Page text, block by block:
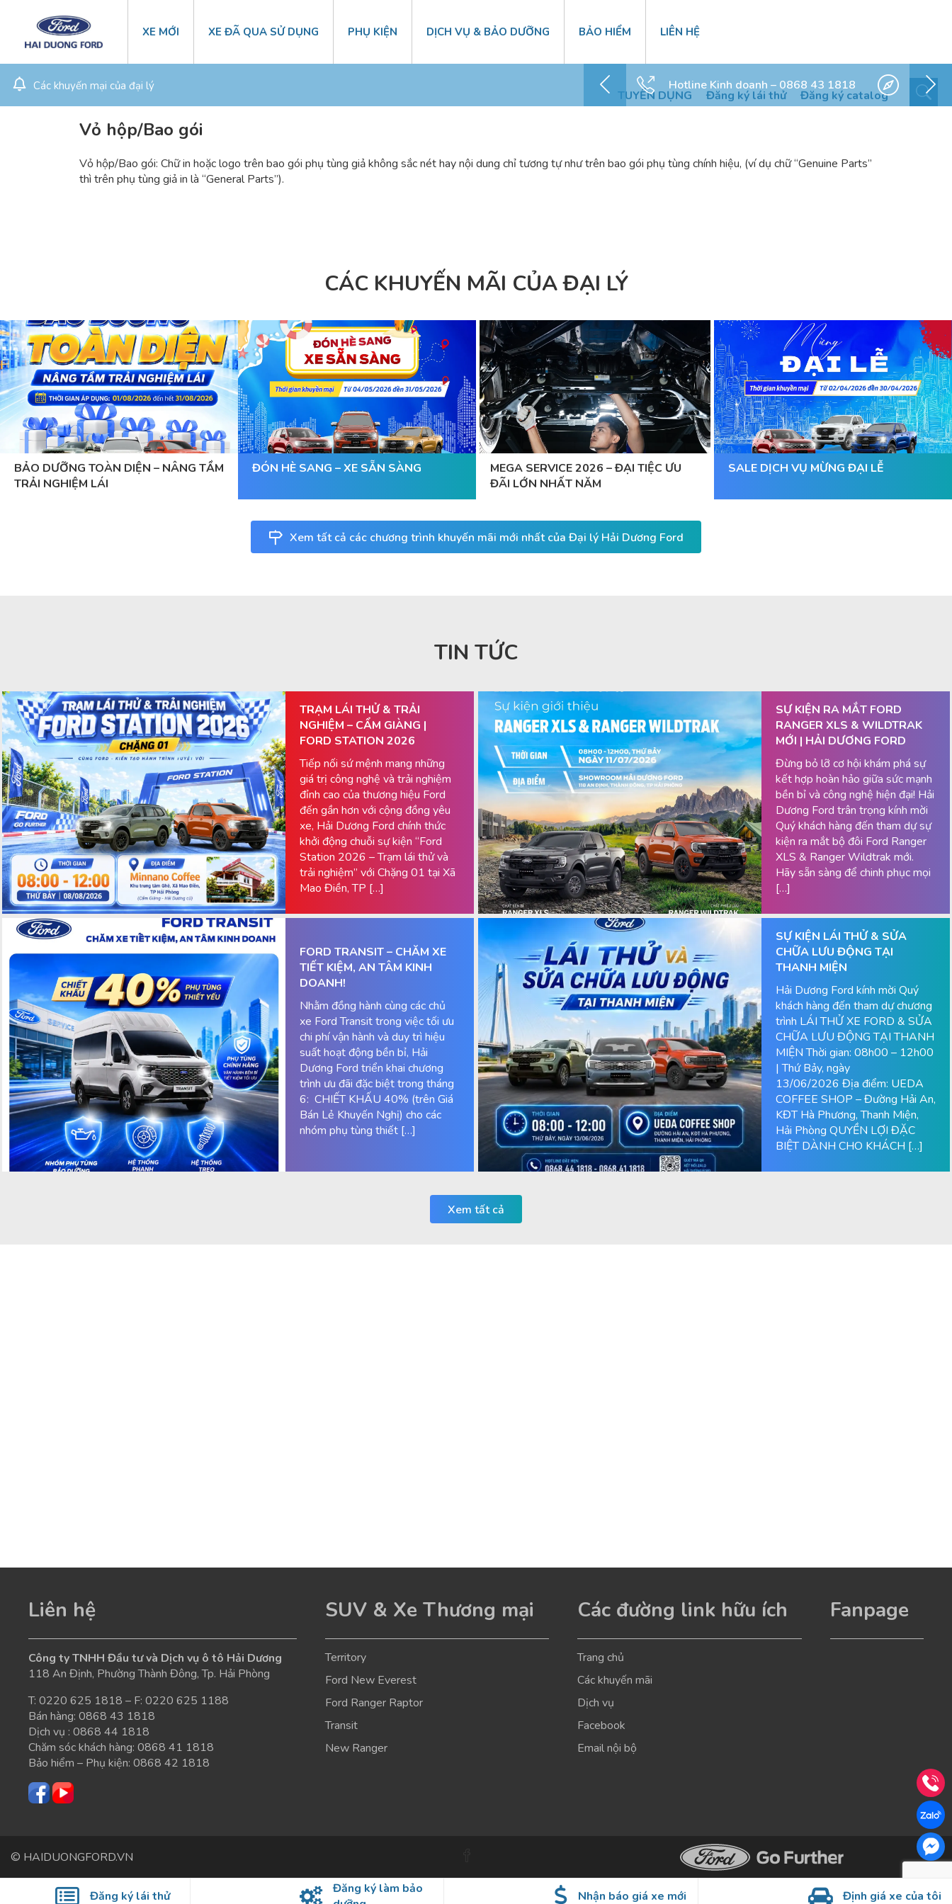
XE MỚI XE ĐÃ QUA SỬ DỤNG PHỤ KIỆN DỊCH VỤ & BẢO DƯỠNG BẢO HIỂM LIÊN HỆ
TUYỂN DỤNG Đăng ký lái thử Đăng ký catalog
Các khuyến mại của đại lý Hotline Kinh doanh – 0868 43 1818
Vỏ hộp/Bao gói
Vỏ hộp/Bao gói: Chữ in hoặc logo trên bao gói phụ tùng giả không sắc nét hay nội dung chỉ tương tự như trên bao gói phụ tùng chính hiệu, (ví dụ chữ “Genuine Parts”
thì trên phụ tùng giả in là “General Parts”).
CÁC KHUYẾN MÃI CỦA ĐẠI LÝ
BẢO DƯỠNG TOÀN DIỆN – NÂNG TẦM
TRẢI NGHIỆM LÁI
ĐÓN HÈ SANG – XE SẴN SÀNG
MEGA SERVICE 2026 – ĐẠI TIỆC ƯU
ĐÃI LỚN NHẤT NĂM
SALE DỊCH VỤ MỪNG ĐẠI LỄ
Xem tất cả các chương trình khuyến mãi mới nhất của Đại lý Hải Dương Ford
TIN TỨC
TRẠM LÁI THỬ & TRẢI
NGHIỆM – CẨM GIÀNG |
FORD STATION 2026
Tiếp nối sứ mệnh mang những
giá trị công nghệ và trải nghiệm
đỉnh cao của thương hiệu Ford
đến gần hơn với cộng đồng yêu
xe, Hải Dương Ford chính thức
khởi động chuỗi sự kiện “Ford
Station 2026 – Trạm lái thử và
trải nghiệm” với Chặng 01 tại Xã
Mao Điền, TP […]
SỰ KIỆN RA MẮT FORD
RANGER XLS & WILDTRAK
MỚI | HẢI DƯƠNG FORD
Đừng bỏ lỡ cơ hội khám phá sự
kết hợp hoàn hảo giữa sức mạnh
bền bỉ và công nghệ hiện đại! Hải
Dương Ford trân trọng kính mời
Quý khách hàng đến tham dự sự
kiện ra mắt bộ đôi Ford Ranger
XLS & Ranger Wildtrak mới.
Hãy sẵn sàng để chinh phục mọi
[…]
FORD TRANSIT – CHĂM XE
TIẾT KIỆM, AN TÂM KINH
DOANH!
Nhằm đồng hành cùng các chủ
xe Ford Transit trong việc tối ưu
chi phí vận hành và duy trì hiệu
suất hoạt động bền bỉ, Hải
Dương Ford triển khai chương
trình ưu đãi đặc biệt trong tháng
6: CHIẾT KHẤU 40% (trên Giá
Bán Lẻ Khuyến Nghị) cho các
nhóm phụ tùng thiết […]
SỰ KIỆN LÁI THỬ & SỬA
CHỮA LƯU ĐỘNG TẠI
THANH MIỆN
Hải Dương Ford kính mời Quý
khách hàng đến tham dự chương
trình LÁI THỬ XE FORD & SỬA
CHỮA LƯU ĐỘNG TẠI THANH
MIỆN Thời gian: 08h00 – 12h00
| Thứ Bảy, ngày
13/06/2026 Địa điểm: UEDA
COFFEE SHOP – Đường Hải An,
KĐT Hà Phương, Thanh Miện,
Hải Phòng QUYỀN LỢI ĐẶC
BIỆT DÀNH CHO KHÁCH […]
Xem tất cả
Liên hệ
Công ty TNHH Đầu tư và Dịch vụ ô tô Hải Dương
118 An Định, Phường Thành Đông, Tp. Hải Phòng
T: 0220 625 1818 – F: 0220 625 1188
Bán hàng: 0868 43 1818
Dịch vụ : 0868 44 1818
Chăm sóc khách hàng: 0868 41 1818
Bảo hiểm – Phụ kiện: 0868 42 1818
SUV & Xe Thương mại
Territory
Ford New Everest
Ford Ranger Raptor
Transit
New Ranger
Các đường link hữu ích
Trang chủ
Các khuyến mãi
Dịch vụ
Facebook
Email nội bộ
Fanpage
© HAIDUONGFORD.VN
Đăng ký lái thử
Đăng ký làm bảo
Nhận báo giá xe mới Định giá xe của tôi